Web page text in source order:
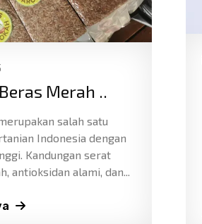
Merah ..
salah satu
Indonesia dengan
Kandungan serat
antioksidan alami, dan...